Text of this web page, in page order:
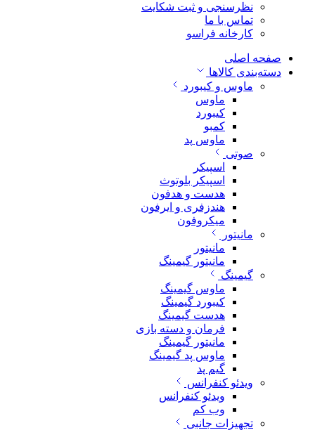
نظرسنجی و ثبت شکایت
تماس با ما
کارخانه فراسو
صفحه اصلی
دسته‌بندی کالاها
ماوس و کیبورد
ماوس
کیبورد
کمبو
ماوس پد
صوتی
اسپیکر
اسپیکر بلوتوث
هدست و هدفون
هندزفری و ایرفون
میکروفون
مانیتور
مانیتور
مانیتور گیمینگ
گیمینگ
ماوس گیمینگ
کیبورد گیمینگ
هدست گیمینگ
فرمان و دسته بازی
مانیتور گیمینگ
ماوس پد گیمینگ
گیم پد
ویدئو کنفرانس
ویدئو کنفرانس
وب کم
تجهیزات جانبی